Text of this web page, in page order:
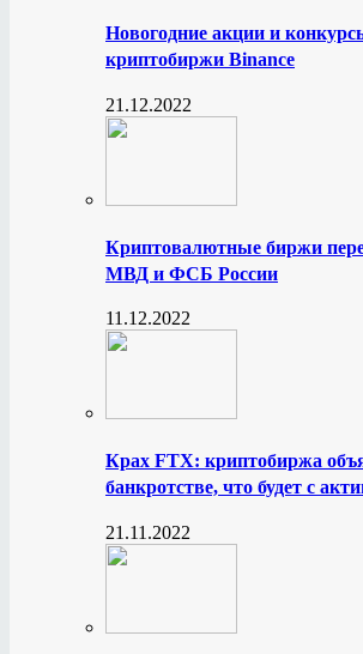
Новогодние акции и
криптобиржи Binance
21.12.2022
Криптовалютные биржи
МВД и ФСБ России
11.12.2022
Крах FTX: криптобиржа
банкротстве, что будет с
21.11.2022